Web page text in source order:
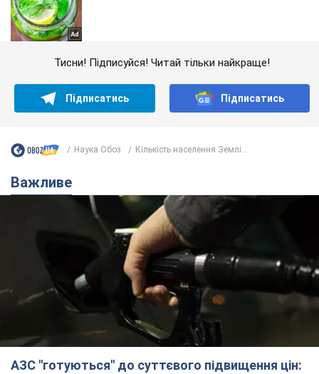
Тисни! Підписуйся! Читай тільки найкраще!
Підписатись Підписатись
Наука Обоз Кількість населення Землі...
Важливе
АЗС "готуються" до суттєвого підвищення цін: